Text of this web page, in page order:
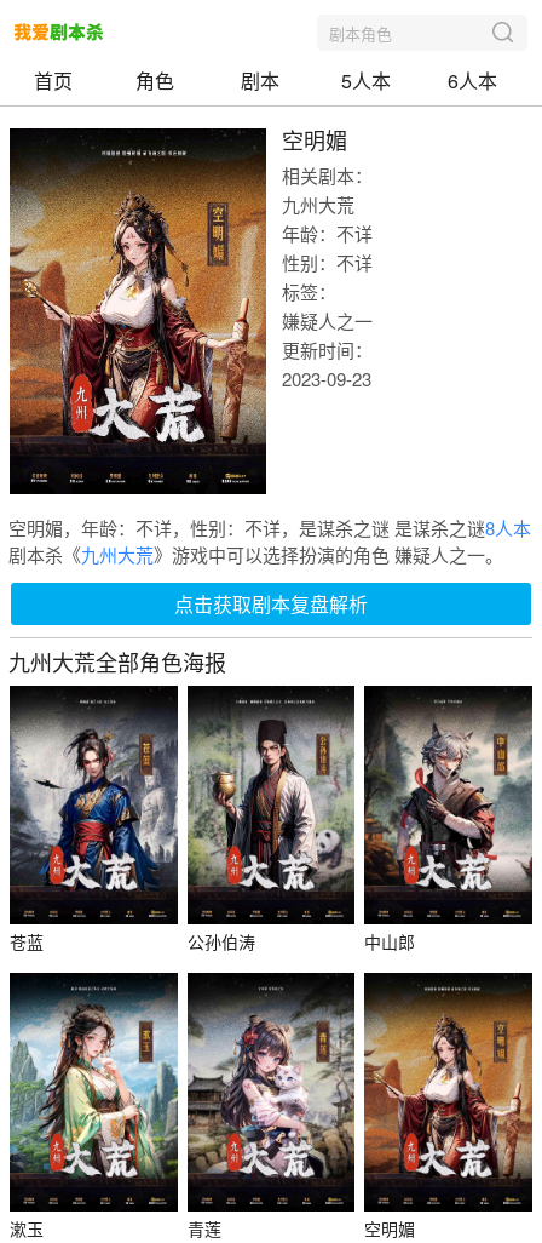
我爱剧本
剧本角色
首页 角色 剧本 5人本 6人本
空明媚
相关剧本：
九州大荒
年龄：不详
性别：不详
标签：
嫌疑人之一
更新时间：
2023-09-23
空明媚，年龄：不详，性别：不详，是谋杀之谜 是谋杀之谜8人本
剧本杀《九州大荒》游戏中可以选择扮演的角色 嫌疑人之一。
点击获取剧本复盘解析
九州大荒全部角色海报
苍蓝 公孙伯涛 中山郎
漱玉 青莲 空明媚